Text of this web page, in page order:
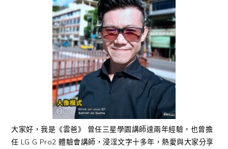
大家好，我是《雲爸》 曾任三星學園講師達兩年經驗，也曾擔
任 LG G Pro2 體驗會講師，浸淫文字十多年，熱愛與大家分享